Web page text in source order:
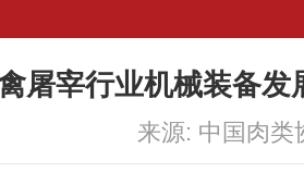
屠宰行业机械装备
来源: 中国肉